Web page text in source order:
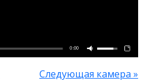
0:00
Следующая камера »